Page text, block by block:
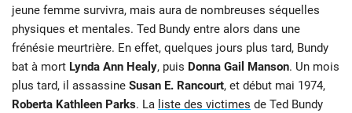
jeune femme survivra, mais aura de nombreuses séquelles
physiques et mentales. Ted Bundy entre alors dans une
frénésie meurtrière. En effet, quelques jours plus tard, Bundy
bat à mort Lynda Ann Healy, puis Donna Gail Manson. Un mois
plus tard, il assassine Susan E. Rancourt, et début mai 1974,
Roberta Kathleen Parks. La liste des victimes de Ted Bundy